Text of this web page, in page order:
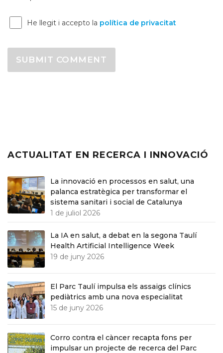
He llegit i accepto la política de privacitat
ACTUALITAT EN RECERCA I INNOVACIÓ
La innovació en processos en salut, una
palanca estratègica per transformar el
sistema sanitari i social de Catalunya
1 de juliol 2026
La IA en salut, a debat en la segona Taulí
Health Artificial Intelligence Week
19 de juny 2026
El Parc Taulí impulsa els assaigs clínics
pediàtrics amb una nova especialitat
15 de juny 2026
Corro contra el càncer recapta fons per
impulsar un projecte de recerca del Parc